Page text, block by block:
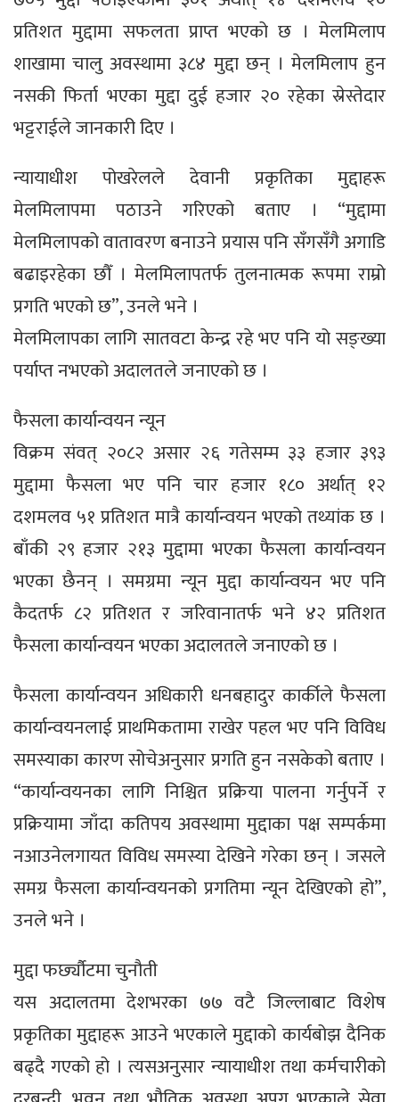
प्रतिशत मुद्दामा सफलता प्राप्त भएको छ । मेलमिलाप
शाखामा चालु अवस्थामा ३८४ मुद्दा छन् । मेलमिलाप हुन
नसकी फिर्ता भएका मुद्दा दुई हजार २० रहेका स्रेस्तेदार
भट्टराईले जानकारी दिए ।
न्यायाधीश पोखरेलले देवानी प्रकृतिका मुद्दाहरू
मेलमिलापमा पठाउने गरिएको बताए । “मुद्दामा
मेलमिलापको वातावरण बनाउने प्रयास पनि सँगसँगै अगाडि
बढाइरहेका छौँ । मेलमिलापतर्फ तुलनात्मक रूपमा राम्रो
प्रगति भएको छ”, उनले भने ।
मेलमिलापका लागि सातवटा केन्द्र रहे भए पनि यो सङ्ख्या
पर्याप्त नभएको अदालतले जनाएको छ ।
फैसला कार्यान्वयन न्यून
विक्रम संवत् २०८२ असार २६ गतेसम्म ३३ हजार ३९३
मुद्दामा फैसला भए पनि चार हजार १८० अर्थात् १२
दशमलव ५१ प्रतिशत मात्रै कार्यान्वयन भएको तथ्यांक छ ।
बाँकी २९ हजार २१३ मुद्दामा भएका फैसला कार्यान्वयन
भएका छैनन् । समग्रमा न्यून मुद्दा कार्यान्वयन भए पनि
कैदतर्फ ८२ प्रतिशत र जरिवानातर्फ भने ४२ प्रतिशत
फैसला कार्यान्वयन भएका अदालतले जनाएको छ ।
फैसला कार्यान्वयन अधिकारी धनबहादुर कार्कीले फैसला
कार्यान्वयनलाई प्राथमिकतामा राखेर पहल भए पनि विविध
समस्याका कारण सोचेअनुसार प्रगति हुन नसकेको बताए ।
“कार्यान्वयनका लागि निश्चित प्रक्रिया पालना गर्नुपर्ने र
प्रक्रियामा जाँदा कतिपय अवस्थामा मुद्दाका पक्ष सम्पर्कमा
नआउनेलगायत विविध समस्या देखिने गरेका छन् । जसले
समग्र फैसला कार्यान्वयनको प्रगतिमा न्यून देखिएको हो”,
उनले भने ।
मुद्दा फर्छ्यौटमा चुनौती
यस अदालतमा देशभरका ७७ वटै जिल्लाबाट विशेष
प्रकृतिका मुद्दाहरू आउने भएकाले मुद्दाको कार्यबोझ दैनिक
बढ्दै गएको हो । त्यसअनुसार न्यायाधीश तथा कर्मचारीको